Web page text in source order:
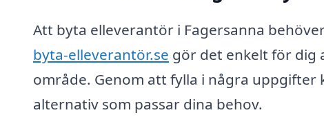
Att byta elleverantör i Fagersanna
byta-elleverantör.se gör det enkelt för dig
område. Genom att fylla i några
alternativ som passar dina behov.